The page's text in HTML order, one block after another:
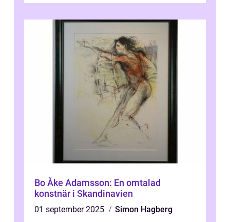
Bo Åke Adamsson: En omtalad
konstnär i Skandinavien
01 september 2025
Simon Hagberg